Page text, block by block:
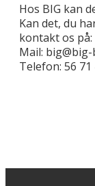
Hos BIG kan
Kan det, du
kontakt os på:
Mail:
Telefon: 56 71